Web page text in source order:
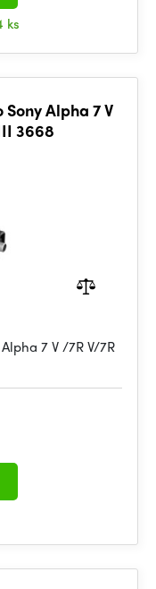
ks
Alpha 7 V
3668
7 V /7R V/7R